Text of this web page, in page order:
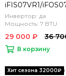
iFIS07VR1/
Инвертор: да
Мощность: 7 BTU
29 000 ₽ 36
В корзину